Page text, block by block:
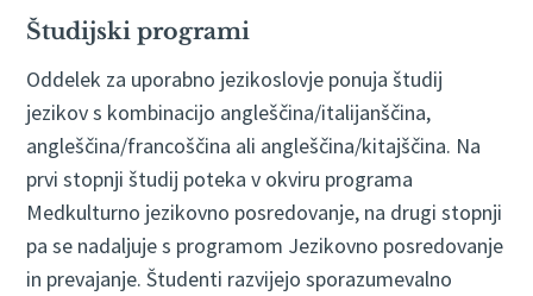
Študijski programi
Oddelek za uporabno jezikoslovje ponuja študij
jezikov s kombinacijo angleščina/italijanščina,
angleščina/francoščina ali angleščina/kitajščina. Na
prvi stopnji študij poteka v okviru programa
Medkulturno jezikovno posredovanje, na drugi stopnji
pa se nadaljuje s programom Jezikovno posredovanje
in prevajanje. Študenti razvijejo sporazumevalno